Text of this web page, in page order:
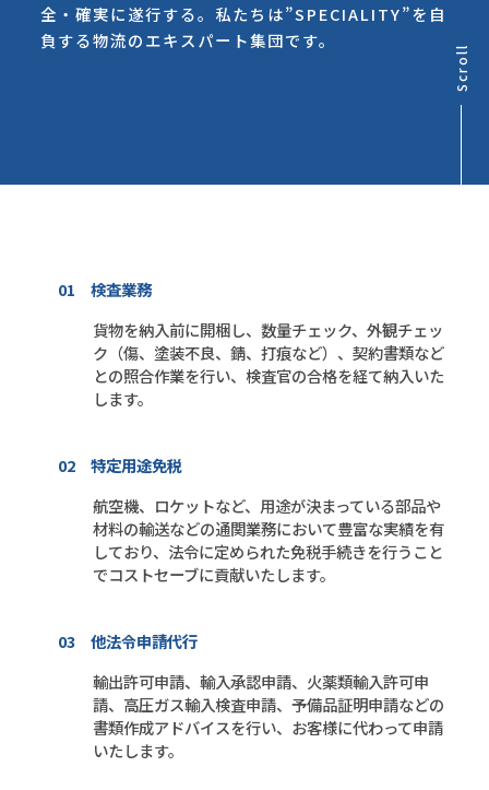
全・確実に遂行する。私たちは”SPECIALITY”を自
負する物流のエキスパート集団です。
Scroll
01 検査業務
貨物を納入前に開梱し、数量チェック、外観チェッ
ク（傷、塗装不良、錆、打痕など）、契約書類など
との照合作業を行い、検査官の合格を経て納入いた
します。
02 特定用途免税
航空機、ロケットなど、用途が決まっている部品や
材料の輸送などの通関業務において豊富な実績を有
しており、法令に定められた免税手続きを行うこと
でコストセーブに貢献いたします。
03 他法令申請代行
輸出許可申請、輸入承認申請、火薬類輸入許可申
請、高圧ガス輸入検査申請、予備品証明申請などの
書類作成アドバイスを行い、お客様に代わって申請
いたします。